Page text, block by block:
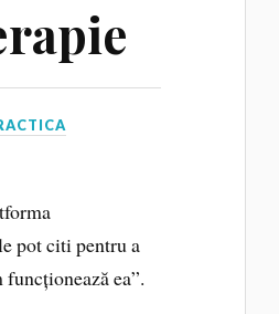
pot citi pentru a
ea”.